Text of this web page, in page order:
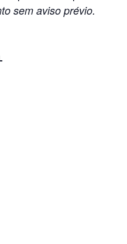
sem aviso prévio.